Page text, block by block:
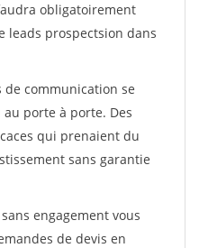
obligatoirement
leads prospectsion dans
communication se
porte à porte. Des
qui prenaient du
sans garantie
engagement vous
de devis en